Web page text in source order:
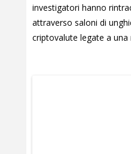
investigatori hanno
attraverso saloni di
criptovalute legate a